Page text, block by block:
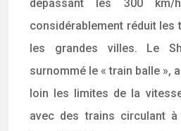
dépassant les 300
considérablement réduit les
les grandes villes. Le
surnommé le « train balle »,
loin les limites de la
avec des trains circulant